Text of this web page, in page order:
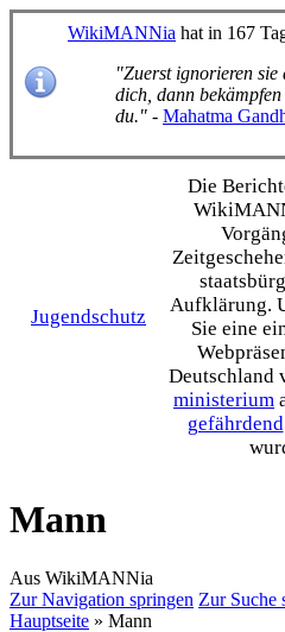
WikiMANNia hat in 167
"Zuerst ignorieren
dich, dann
du." - Mahatma
Jugendschutz
Die
Aufklärung.
Sie eine
Deutschland
ministerium
gefährdend
Mann
Aus WikiMANNia
Zur Navigation springen Zur Suche
Hauptseite » Mann